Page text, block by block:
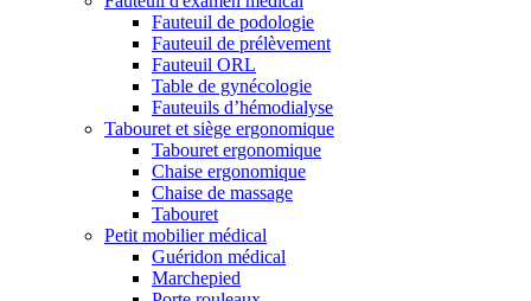
Fauteuil de podologie
Fauteuil de prélèvement
Fauteuil ORL
Table de gynécologie
Fauteuils d’hémodialyse
Tabouret et siège ergonomique
Tabouret ergonomique
Chaise ergonomique
Chaise de massage
Tabouret
Petit mobilier médical
Guéridon médical
Marchepied